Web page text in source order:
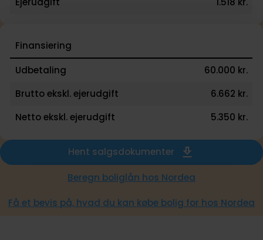
Finansiering
Udbetaling
60.000 kr.
Brutto ekskl. ejerudgift
6.662 kr.
Netto ekskl. ejerudgift
5.350 kr.
Hent salgsdokumenter
Beregn boliglån hos Nordea
Få et bevis på, hvad du kan købe bolig for hos Nordea